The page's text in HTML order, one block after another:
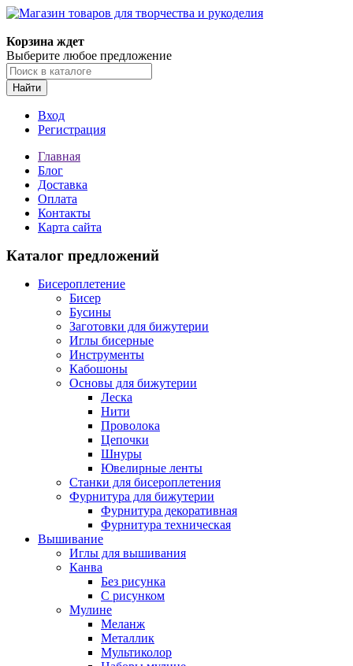
Корзина ждет
Выберите любое предложение
Найти
Вход
Регистрация
Главная
Блог
Доставка
Оплата
Контакты
Карта сайта
Каталог предложений
Бисероплетение
Бисер
Бусины
Заготовки для бижутерии
Иглы бисерные
Инструменты
Кабошоны
Основы для бижутерии
Леска
Нити
Проволока
Цепочки
Шнуры
Ювелирные ленты
Станки для бисероплетения
Фурнитура для бижутерии
Фурнитура декоративная
Фурнитура техническая
Вышивание
Иглы для вышивания
Канва
Без рисунка
С рисунком
Мулине
Меланж
Металлик
Мультиколор